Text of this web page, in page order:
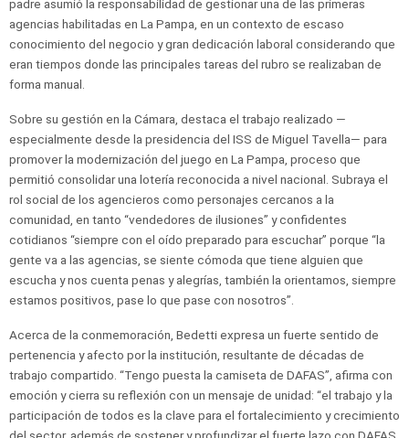
padre asumió la responsabilidad de gestionar una de las primeras
agencias habilitadas en La Pampa, en un contexto de escaso
conocimiento del negocio y gran dedicación laboral considerando que
eran tiempos donde las principales tareas del rubro se realizaban de
forma manual.
Sobre su gestión en la Cámara, destaca el trabajo realizado —
especialmente desde la presidencia del ISS de Miguel Tavella— para
promover la modernización del juego en La Pampa, proceso que
permitió consolidar una lotería reconocida a nivel nacional. Subraya el
rol social de los agencieros como personajes cercanos a la
comunidad, en tanto “vendedores de ilusiones” y confidentes
cotidianos “siempre con el oído preparado para escuchar” porque “la
gente va a las agencias, se siente cómoda que tiene alguien que
escucha y nos cuenta penas y alegrías, también la orientamos, siempre
estamos positivos, pase lo que pase con nosotros”.
Acerca de la conmemoración, Bedetti expresa un fuerte sentido de
pertenencia y afecto por la institución, resultante de décadas de
trabajo compartido. “Tengo puesta la camiseta de DAFAS”, afirma con
emoción y cierra su reflexión con un mensaje de unidad: “el trabajo y la
participación de todos es la clave para el fortalecimiento y crecimiento